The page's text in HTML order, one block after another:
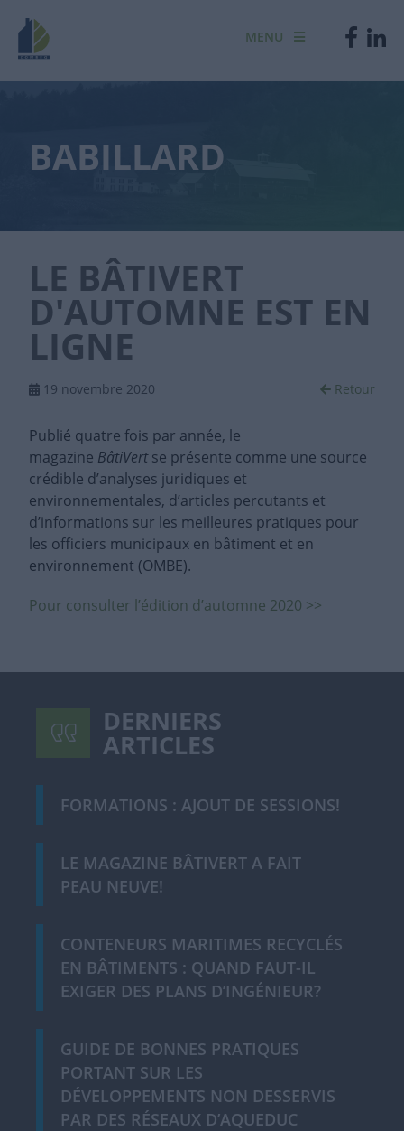
MENU
BABILLARD
LE BÂTIVERT
D'AUTOMNE EST EN
LIGNE
19 novembre 2020 Retour
Publié quatre fois par année, le
magazine BâtiVertse présente comme une source
crédible d’analyses juridiques et
environnementales, d’articles percutants et
d’informations sur les meilleures pratiques pour
les officiers municipaux en bâtiment et en
environnement (OMBE).
Pour consulter l’édition d’automne 2020 >>
DERNIERS
ARTICLES
FORMATIONS : AJOUT DE SESSIONS!
LE MAGAZINE BÂTIVERT A FAIT
PEAU NEUVE!
CONTENEURS MARITIMES RECYCLÉS
EN BÂTIMENTS : QUAND FAUT-IL
EXIGER DES PLANS D’INGÉNIEUR?
GUIDE DE BONNES PRATIQUES
PORTANT SUR LES
DÉVELOPPEMENTS NON DESSERVIS
PAR DES RÉSEAUX D’AQUEDUC